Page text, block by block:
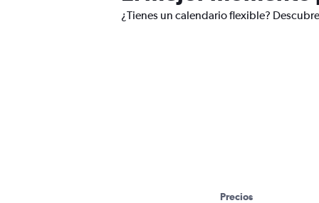
¿Tienes un calendario flexible?
Precios